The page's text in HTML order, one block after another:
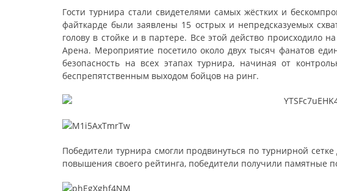
Гости турнира стали свидетелями самых жёстких и
файткарде были заявлены 15 острых и непредсказуемых
голову в стойке и в партере. Все этой действо происходило
Арена. Мероприятие посетило около двух тысяч фанатов
безопасность на всех этапах турнира, начиная от
беспрепятственным выходом бойцов на ринг.
Победители турнира смогли продвинуться по турнирной
повышения своего рейтинга, победители получили памятные